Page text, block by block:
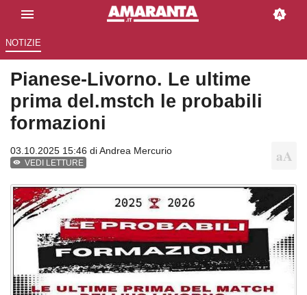
NOTIZIE
Pianese-Livorno. Le ultime
prima del.mstch le probabili
formazioni
03.10.2025 15:46 diAndrea Mercurio
VEDI LETTURE